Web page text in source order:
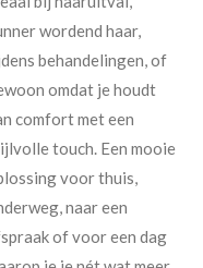
wordend haar,
behandelingen, of
omdat je houdt
comfort met een
touch. Een mooie
voor thuis,
naar een
of voor een dag